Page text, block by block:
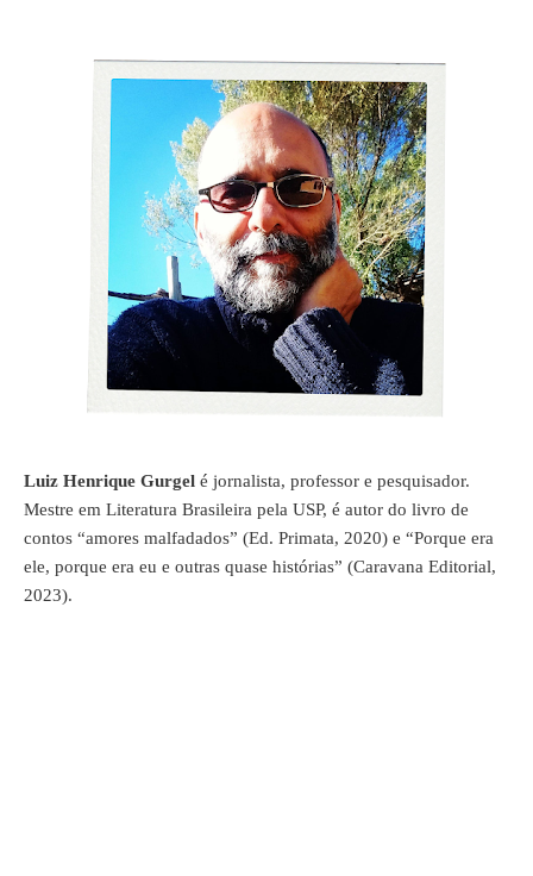
Luiz Henrique Gurgel é jornalista, professor e pesquisador.
Mestre em Literatura Brasileira pela USP, é autor do livro de
contos “amores malfadados” (Ed. Primata, 2020) e “Porque era
ele, porque era eu e outras quase histórias” (Caravana Editorial,
2023).